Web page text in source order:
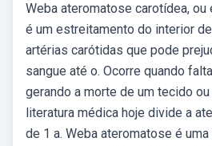
Weba ateromatose carotídea,
é um estreitamento do interior
artérias carótidas que pode
sangue até o. Ocorre quando
gerando a morte de um tecido
literatura médica hoje divide a
de 1 a. Weba ateromatose é